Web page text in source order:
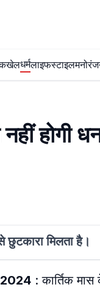
खेलधर्मलाइफस्टाइल
होगी
मिलता है।
: कार्तिक